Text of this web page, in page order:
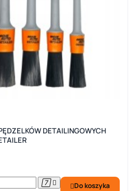
DETAILINGOWYCH
  Do koszyka